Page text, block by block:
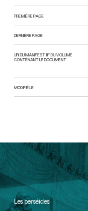
PREMIÈRE PAGE
DERNIÈRE PAGE
URI DU MANIFEST IIIF DU VOLUME
CONTENANT LE DOCUMENT
MODIFIÉ LE
Les perséides